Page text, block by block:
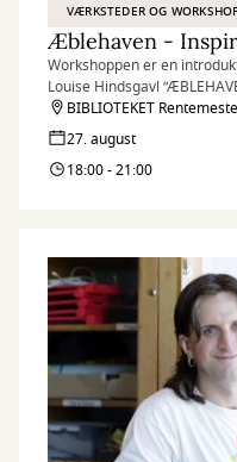
VÆRKSTEDER OG
Workshoppen er en
Louise Hindsgavl
Dehn er brodøse og
BIBLIOTEKET
27. august
18:00 - 21:00